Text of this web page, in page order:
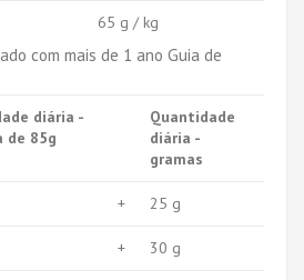
65 g / kg
com mais de 1 ano Guia de
diária -
de 85g
Quantidade
diária -
gramas
+ 25 g
+ 30 g